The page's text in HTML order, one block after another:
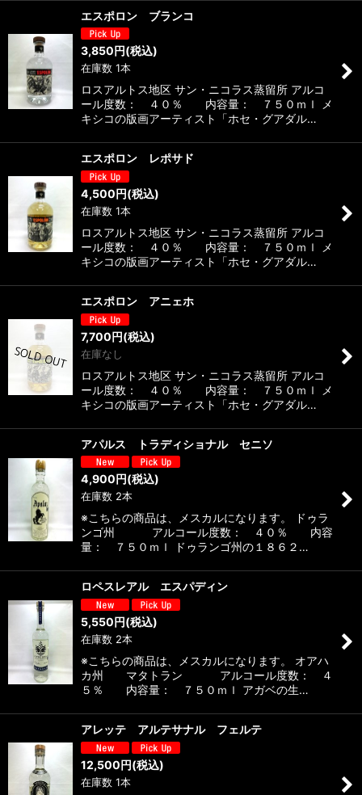
エスポロン ブランコ
3,850円(税込)
在庫数 1本
ロスアルトス地区 サン・ニコラス蒸留所 アルコ
ール度数： ４０％ 内容量： ７５０ｍｌ メ
キシコの版画アーティスト「ホセ・グアダル…
エスポロン レポサド
4,500円(税込)
在庫数 1本
ロスアルトス地区 サン・ニコラス蒸留所 アルコ
ール度数： ４０％ 内容量： ７５０ｍｌ メ
キシコの版画アーティスト「ホセ・グアダル…
エスポロン アニェホ
7,700円(税込)
在庫なし
ロスアルトス地区 サン・ニコラス蒸留所 アルコ
ール度数： ４０％ 内容量： ７５０ｍｌ メ
キシコの版画アーティスト「ホセ・グアダル…
アパルス トラディショナル セニソ
4,900円(税込)
在庫数 2本
※こちらの商品は、メスカルになります。 ドゥラ
ンゴ州 アルコール度数： ４０％ 内容
量： ７５０ｍｌ ドゥランゴ州の１８６２…
ロペスレアル エスパディン
5,550円(税込)
在庫数 2本
※こちらの商品は、メスカルになります。 オアハ
カ州 マタトラン アルコール度数： ４
５％ 内容量： ７５０ｍｌ アガベの生…
アレッテ アルテサナル フェルテ
12,500円(税込)
在庫数 1本